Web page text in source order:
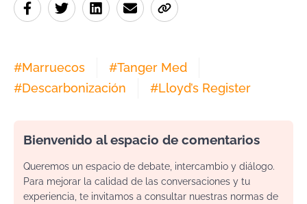
#Marruecos #Tanger Med
#Descarbonización #Lloyd’s Register
Bienvenido al espacio de comentarios
Queremos un espacio de debate, intercambio y diálogo.
Para mejorar la calidad de las conversaciones y tu
experiencia, te invitamos a consultar nuestras normas de